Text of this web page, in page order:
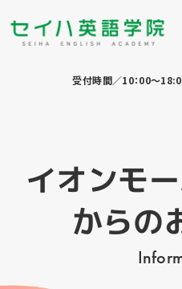
受付時間／10：00～
イオンモ
からの